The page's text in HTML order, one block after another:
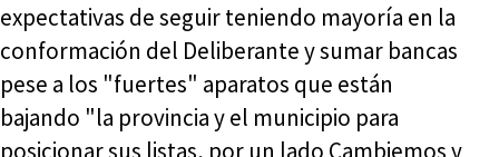
expectativas de seguir teniendo mayoría en la
conformación del Deliberante y sumar bancas
pese a los "fuertes" aparatos que están
bajando "la provincia y el municipio para
posicionar sus listas, por un lado Cambiemos y